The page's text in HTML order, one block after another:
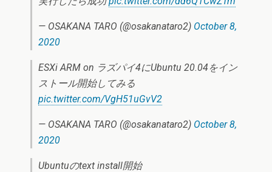
— OSAKANA TARO (@osakanataro2) October 8,
2020
ESXi ARM on ラズパイ4にUbuntu 20.04をイン
ストール開始してみる
pic.twitter.com/VgH51uGvV2
— OSAKANA TARO (@osakanataro2) October 8,
2020
Ubuntuのtext install開始